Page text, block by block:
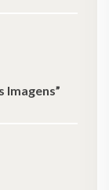
Imagens”